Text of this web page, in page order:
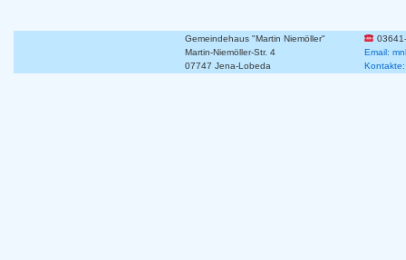
Gemeindehaus "Martin Niemöller"
Martin-Niemöller-Str. 4
Email:
07747 Jena-Lobeda